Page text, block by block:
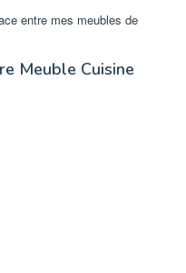
entre mes meubles de
Meuble Cuisine